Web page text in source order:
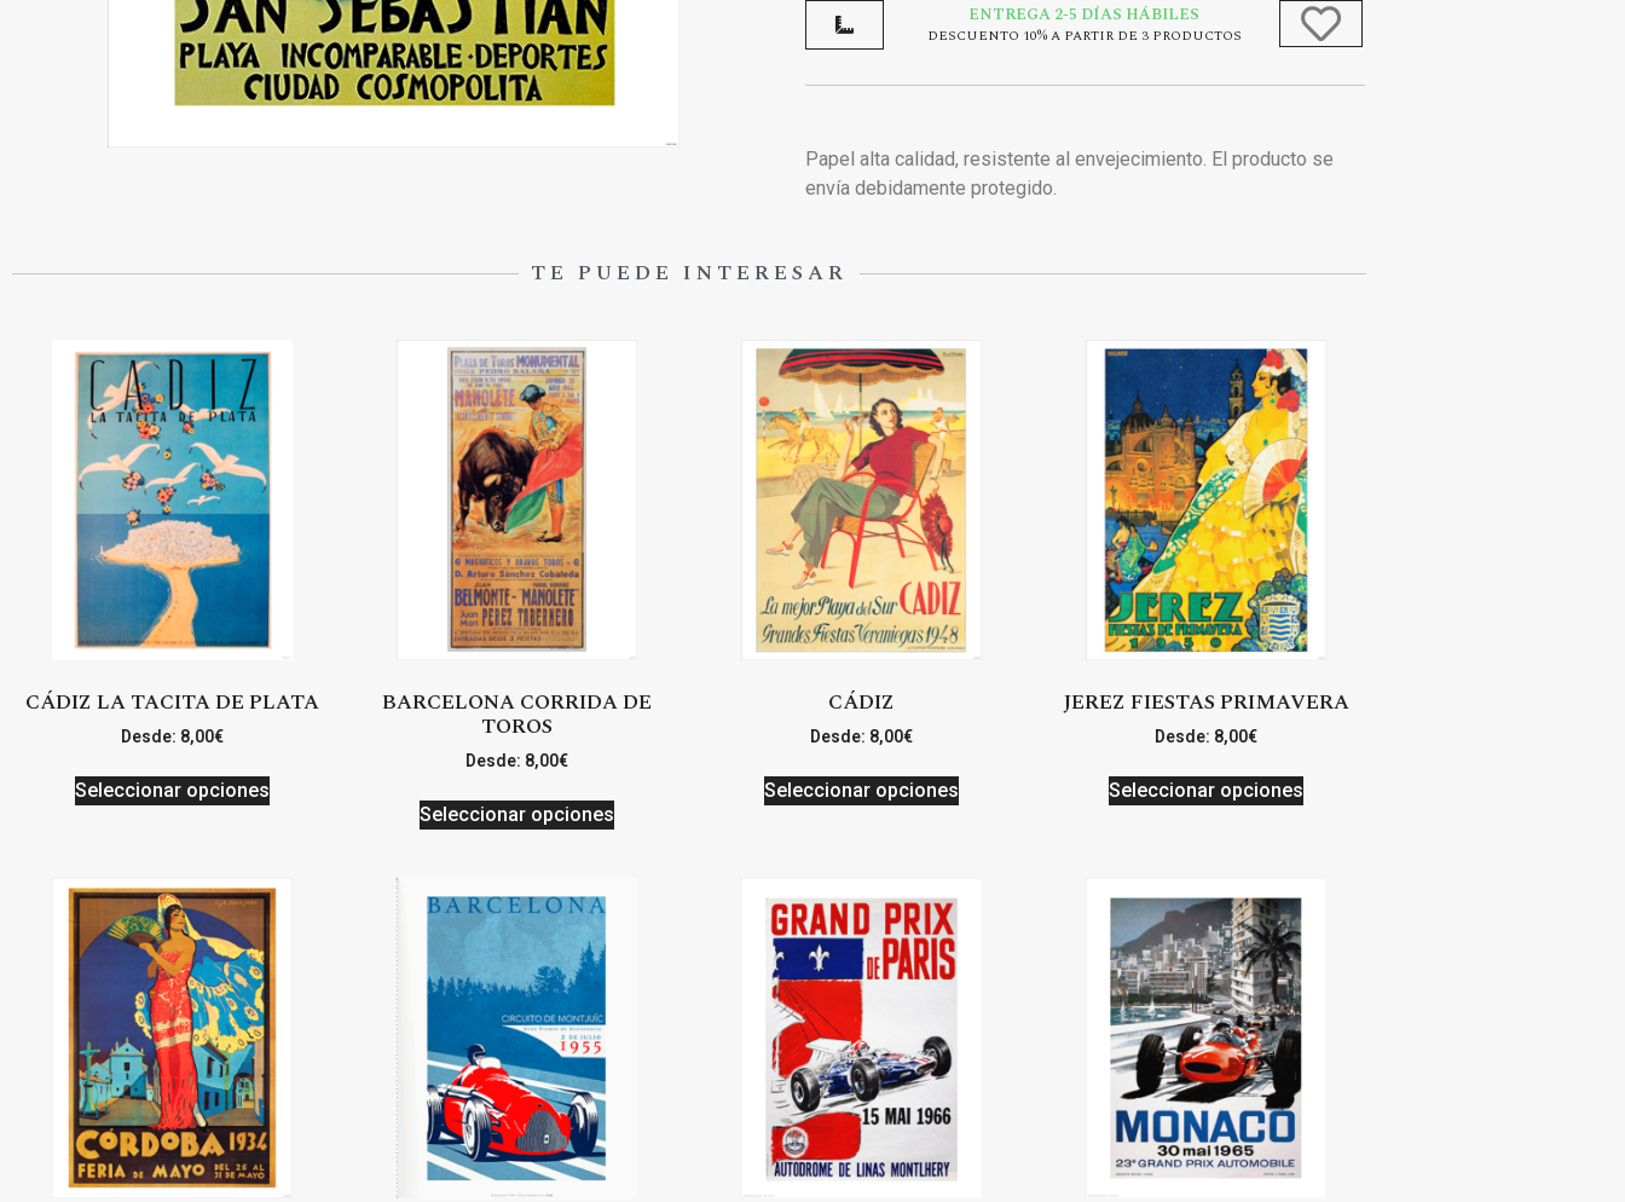
ENTREGA 2-5 DÍAS HÁBILES
DESCUENTO 10% A PARTIR DE 3 PRODUCTOS
Papel alta calidad, resistente al envejecimiento. El producto se
envía debidamente protegido.
TE PUEDE INTERESAR
CÁDIZ LA TACITA DE PLATA
Desde: 8,00€
Seleccionar opciones
BARCELONA CORRIDA DE
TOROS
Desde: 8,00€
Seleccionar opciones
CÁDIZ
Desde: 8,00€
Seleccionar opciones
JEREZ FIESTAS PRIMAVERA
Desde: 8,00€
Seleccionar opciones